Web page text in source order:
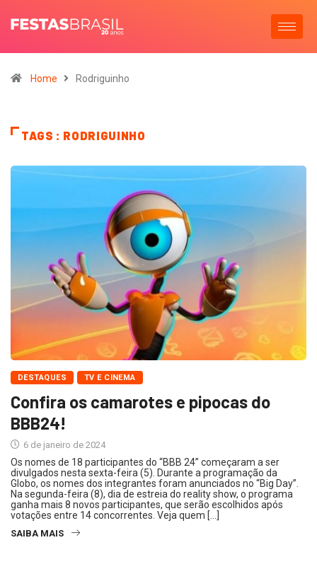
Home Rodriguinho
TAGS : RODRIGUINHO
DESTAQUES TV E CINEMA
Confira os camarotes e pipocas do
BBB24!
6 de janeiro de 2024
Os nomes de 18 participantes do “BBB 24” começaram a ser
divulgados nesta sexta-feira (5). Durante a programação da
Globo, os nomes dos integrantes foram anunciados no “Big Day”.
Na segunda-feira (8), dia de estreia do reality show, o programa
ganha mais 8 novos participantes, que serão escolhidos após
votações entre 14 concorrentes. Veja quem […]
SAIBA MAIS